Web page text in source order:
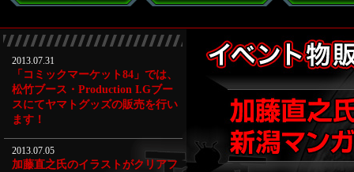
2013.07.31
「コミックマーケット84」では、
松竹ブース・Production I.Gブー
スにてヤマトグッズの販売を行い
ます！
2013.07.05
加藤直之氏のイラストがクリアフ